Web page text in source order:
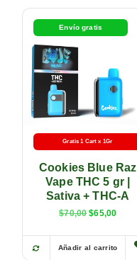
Envío gratis
Gratis 1 Cart x 1Gr
Cookies Blue Raz
Vape THC 5 gr |
Sativa + THC-A
$70,00 $65,00
Añadir al carrito